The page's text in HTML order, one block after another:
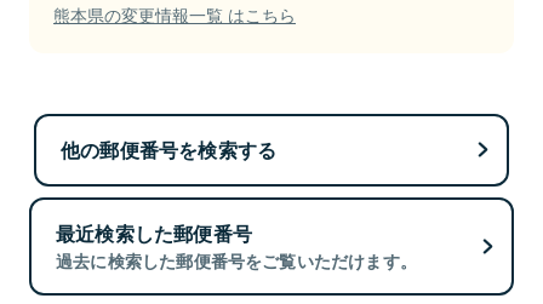
熊本県の変更情報一覧 はこちら
他の郵便番号を検索する
最近検索した郵便番号
過去に検索した郵便番号をご覧いただけます。